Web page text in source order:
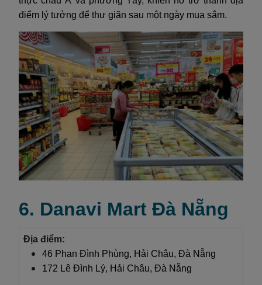
điểm lý tưởng để thư giãn sau một ngày mua sắm.
6. Danavi Mart Đà Nẵng
Địa điểm:
46 Phan Đình Phùng, Hải Châu, Đà Nẵng
172 Lê Đình Lý, Hải Châu, Đà Nẵng